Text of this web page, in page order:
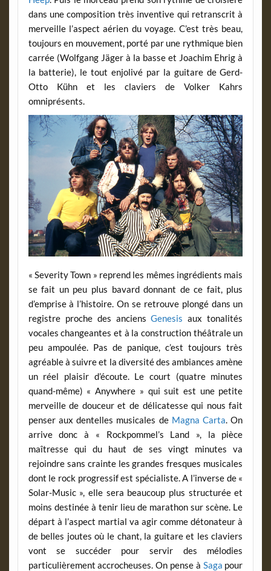
dans une composition très inventive qui retranscrit à
merveille l’aspect aérien du voyage. C’est très beau,
toujours en mouvement, porté par une rythmique bien
carrée (Wolfgang Jäger à la basse et Joachim Ehrig à
la batterie), le tout enjolivé par la guitare de Gerd-
Otto Kühn et les claviers de Volker Kahrs
omniprésents.
« Severity Town » reprend les mêmes ingrédients mais
se fait un peu plus bavard donnant de ce fait, plus
d’emprise à l’histoire. On se retrouve plongé dans un
registre proche des anciensGenesis aux tonalités
vocales changeantes et à la construction théâtrale un
peu ampoulée. Pas de panique, c’est toujours très
agréable à suivre et la diversité des ambiances amène
un réel plaisir d’écoute. Le court (quatre minutes
quand-même) « Anywhere » qui suit est une petite
merveille de douceur et de délicatesse qui nous fait
penser aux dentelles musicales de Magna Carta. On
arrive donc à « Rockpommel’s Land », la pièce
maîtresse qui du haut de ses vingt minutes va
rejoindre sans crainte les grandes fresques musicales
dont le rock progressif est spécialiste. A l’inverse de «
Solar-Music », elle sera beaucoup plus structurée et
moins destinée à tenir lieu de marathon sur scène. Le
départ à l’aspect martial va agir comme détonateur à
de belles joutes où le chant, la guitare et les claviers
vont se succéder pour servir des mélodies
particulièrement accrocheuses. On pense à Saga pour